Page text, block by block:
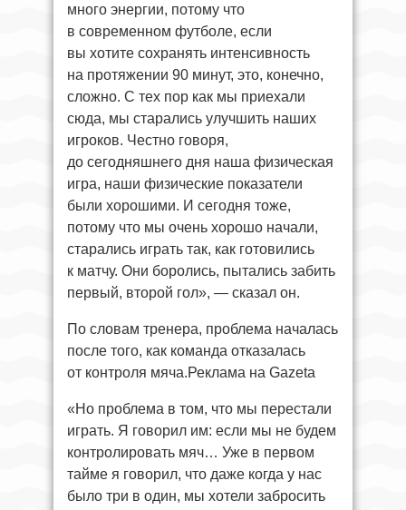
много энергии, потому что
в современном футболе, если
вы хотите сохранять интенсивность
на протяжении 90 минут, это, конечно,
сложно. С тех пор как мы приехали
сюда, мы старались улучшить наших
игроков. Честно говоря,
до сегодняшнего дня наша физическая
игра, наши физические показатели
были хорошими. И сегодня тоже,
потому что мы очень хорошо начали,
старались играть так, как готовились
к матчу. Они боролись, пытались забить
первый, второй гол», — сказал он.
По словам тренера, проблема началась
после того, как команда отказалась
от контроля мяча.Реклама на Gazeta
«Но проблема в том, что мы перестали
играть. Я говорил им: если мы не будем
контролировать мяч… Уже в первом
тайме я говорил, что даже когда у нас
было три в один, мы хотели забросить